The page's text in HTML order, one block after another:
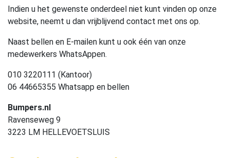
Indien u het gewenste onderdeel niet kunt vinden op onze
website, neemt u dan vrijblijvend contact met ons op.
Naast bellen en E-mailen kunt u ook één van onze
medewerkers WhatsAppen.
010 3220111 (Kantoor)
06 44665355 Whatsapp en bellen
Bumpers.nl
Ravenseweg 9
3223 LM HELLEVOETSLUIS